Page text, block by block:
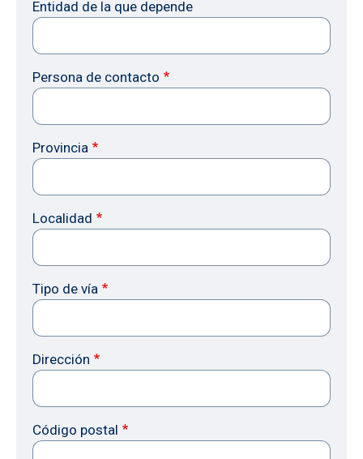
Entidad de la que depende
Persona de contacto
Provincia
Localidad
Tipo de vía
Dirección
Código postal